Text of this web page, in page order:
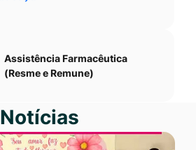
Assistência Farmacêutica
(Resme e Remune)
Notícias